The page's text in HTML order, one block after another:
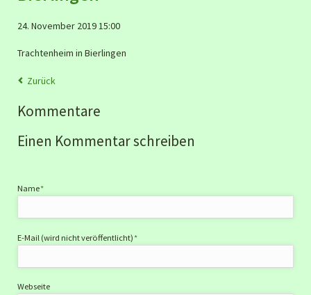
24. November 2019 15:00
Trachtenheim in Bierlingen
Zurück
Kommentare
Einen Kommentar schreiben
Pflichtfeld
Name*
Pflichtfeld
E-Mail (wird nicht veröffentlicht) *
Webseite